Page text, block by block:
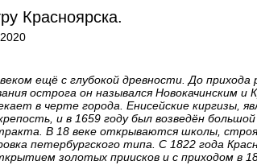
Красноярска.
ещё с глубокой древности. До прихода
острога он назывался Новокачинским
в черте города. Енисейские киргизы,
и в 1659 году был возведён большой
В 18 веке открываются школы,
петербургского типа. С 1822 года
золотых приисков и с приходом в